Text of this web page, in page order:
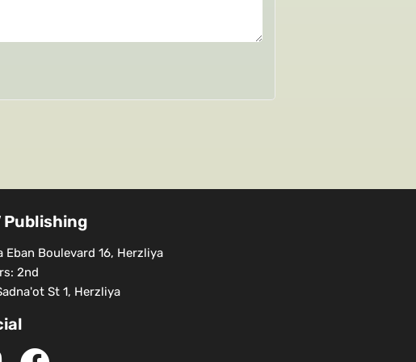
Publishing
Eban Boulevard 16, Herzliya
2nd
St 1, Herzliya